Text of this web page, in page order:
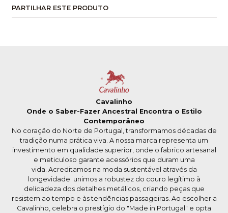
PARTILHAR ESTE PRODUTO
Cavalinho
Onde o Saber-Fazer Ancestral Encontra o Estilo
Contemporâneo
No coração do Norte de Portugal, transformamos décadas de
tradição numa prática viva. A nossa marca representa um
investimento em qualidade superior, onde o fabrico artesanal
e meticuloso garante acessórios que duram uma
vida. Acreditamos na moda sustentável através da
longevidade: unimos a robustez do couro legítimo à
delicadeza dos detalhes metálicos, criando peças que
resistem ao tempo e às tendências passageiras. Ao escolher a
Cavalinho, celebra o prestígio do "Made in Portugal" e opta